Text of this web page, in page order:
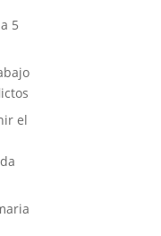
5
el